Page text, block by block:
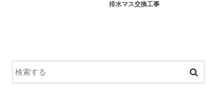
排水マス交換工事